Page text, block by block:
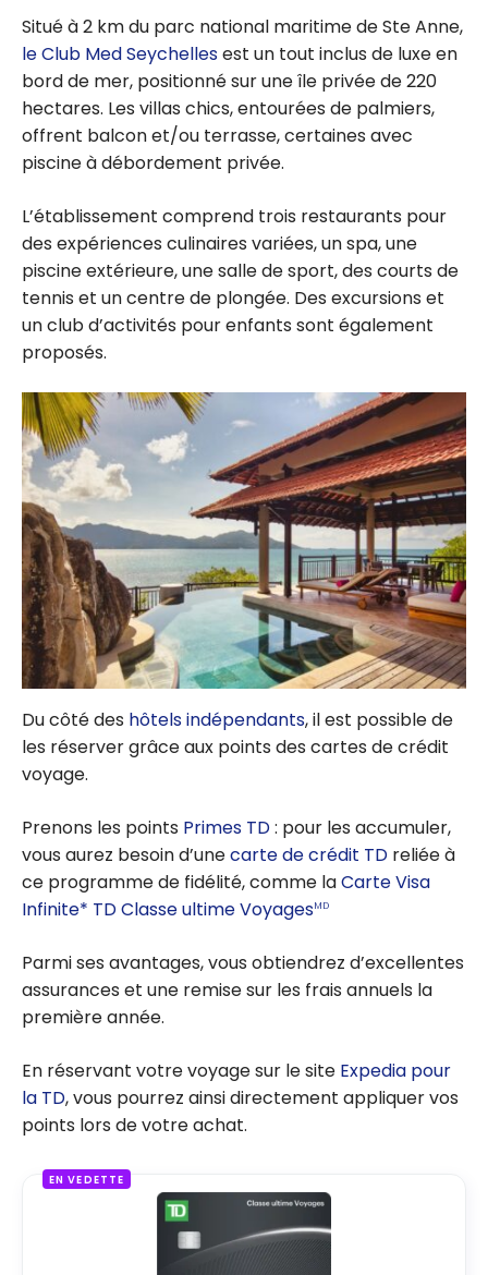
Situé à 2 km du parc national maritime de Ste Anne,
le Club Med Seychellesest un tout inclus de luxe en
bord de mer, positionné sur une île privée de 220
hectares. Les villas chics, entourées de palmiers,
offrent balcon et/ou terrasse, certaines avec
piscine à débordement privée.
L’établissement comprend trois restaurants pour
des expériences culinaires variées, un spa, une
piscine extérieure, une salle de sport, des courts de
tennis et un centre de plongée. Des excursions et
un club d’activités pour enfants sont également
proposés.
Du côté des hôtels indépendants, il est possible de
les réserver grâce aux points des cartes de crédit
voyage.
Prenons les points Primes TD: pour les accumuler,
vous aurez besoin d’unecarte de crédit TD reliée à
ce programme de fidélité, comme laCarte Visa
Infinite* TD Classe ultime VoyagesMD
Parmi ses avantages, vous obtiendrez d’excellentes
assurances et une remise sur les frais annuels la
première année.
En réservant votre voyage sur le site Expedia pour
la TD, vous pourrez ainsi directement appliquer vos
points lors de votre achat.
EN VEDETTE